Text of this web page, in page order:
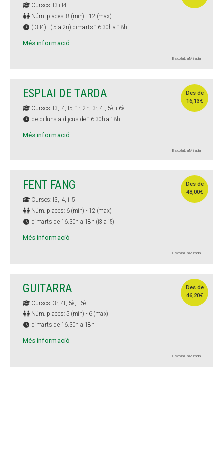
Cursos: I3 i I4
Núm. places: 8 (min) - 12 (max)
(I3-I4) i (I5 a 2n) dimarts 16.30h a 18h
Més informació
Escola La Mirada
Des de
16,13€
ESPLAI DE TARDA
Cursos: I3, I4, I5, 1r, 2n, 3r, 4t, 5è, i 6è
de dilluns a dijous de 16.30h a 18h
Més informació
Escola La Mirada
Des de
48,00€
FENT FANG
Cursos: I3, I4, i I5
Núm. places: 6 (min) - 12 (max)
dimarts de 16.30h a 18h (i3 a i5)
Més informació
Escola La Mirada
Des de
46,20€
GUITARRA
Cursos: 3r, 4t, 5è, i 6è
Núm. places: 5 (min) - 6 (max)
dimarts de 16.30h a 18h
Més informació
Escola La Mirada